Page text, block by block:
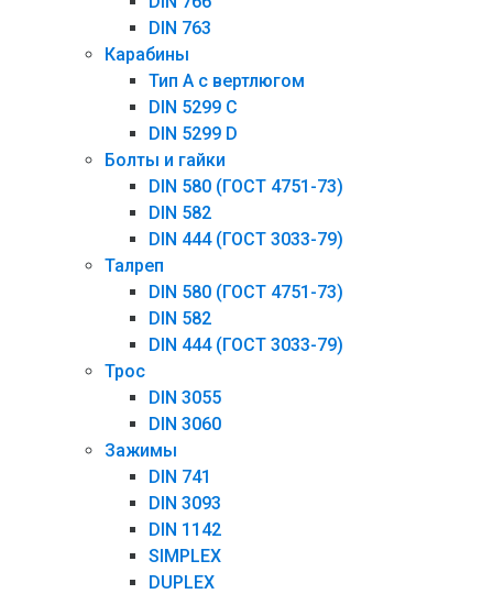
DIN 763
Карабины
Тип А с вертлюгом
DIN 5299 С
DIN 5299 D
Болты и гайки
DIN 580 (ГОСТ 4751-73)
DIN 582
DIN 444 (ГОСТ 3033-79)
Талреп
DIN 580 (ГОСТ 4751-73)
DIN 582
DIN 444 (ГОСТ 3033-79)
Трос
DIN 3055
DIN 3060
Зажимы
DIN 741
DIN 3093
DIN 1142
SIMPLEX
DUPLEX